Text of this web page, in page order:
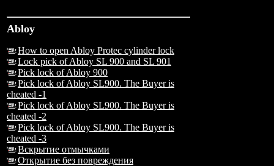
Abloy
How to open Abloy Protec cylinder lock
Lock pick of Abloy SL 900 and SL 901
Pick lock of Abloy 900
Pick lock of Abloy SL900. The Buyer is
cheated -1
Pick lock of Abloy SL900. The Buyer is
cheated -2
Pick lock of Abloy SL900. The Buyer is
cheated -3
Вскрытие отмычками
Открытие без повреждения